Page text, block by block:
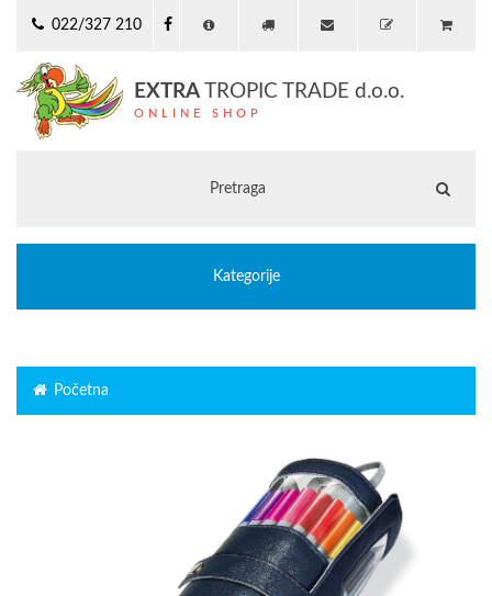
022/327 210
EXTRA TROPIC TRADE d.o.o.
ONLINE SHOP
Kategorije
Početna